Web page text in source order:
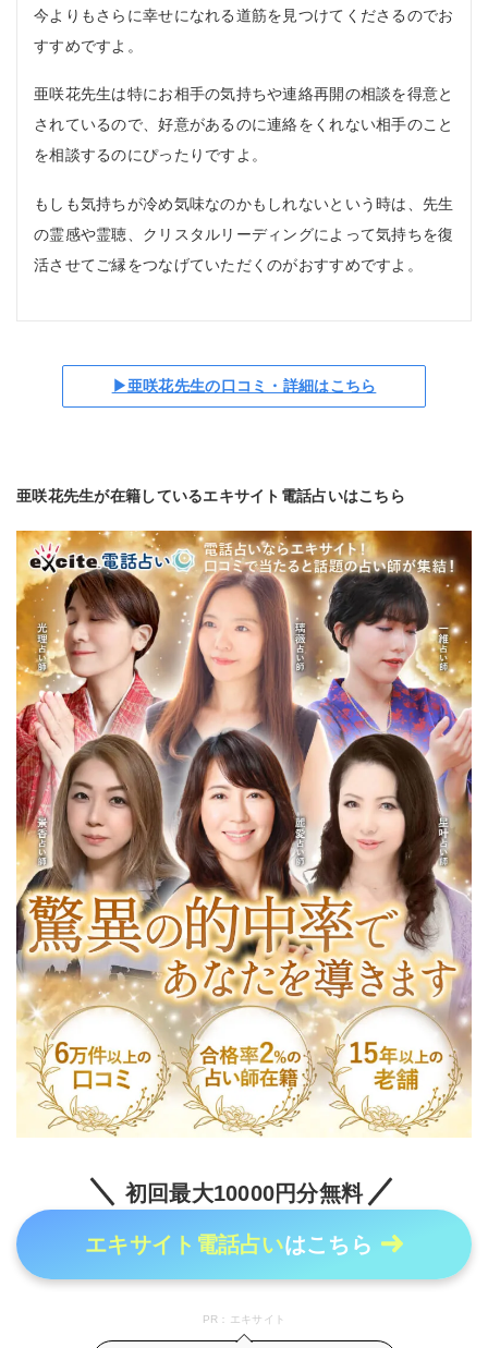
今よりもさらに幸せになれる道筋を見つけてくださるのでお
すすめですよ。
亜咲花先生は特にお相手の気持ちや連絡再開の相談を得意と
されているので、好意があるのに連絡をくれない相手のこと
を相談するのにぴったりですよ。
もしも気持ちが冷め気味なのかもしれないという時は、先生
の霊感や霊聴、クリスタルリーディングによって気持ちを復
活させてご縁をつなげていただくのがおすすめですよ。
▶亜咲花先生の口コミ・詳細はこちら
亜咲花先生が在籍しているエキサイト電話占いはこちら
初回最大10000円分無料
エキサイト電話占いはこちら
PR：エキサイト